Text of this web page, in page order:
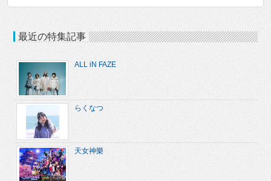
最近の特集記事
ALL iN FAZE
らくなつ
天女神樂